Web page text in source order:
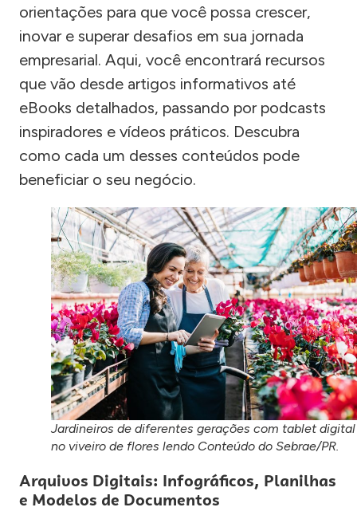
orientações para que você possa crescer,
inovar e superar desafios em sua jornada
empresarial. Aqui, você encontrará recursos
que vão desde artigos informativos até
eBooks detalhados, passando por podcasts
inspiradores e vídeos práticos. Descubra
como cada um desses conteúdos pode
beneficiar o seu negócio.
Jardineiros de diferentes gerações com tablet digital
no viveiro de flores lendo Conteúdo do Sebrae/PR.
Arquivos Digitais: Infográficos, Planilhas
e Modelos de Documentos